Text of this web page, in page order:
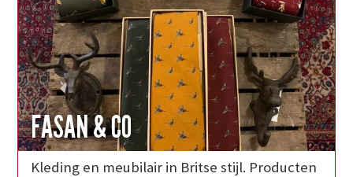
FASAN & CO
Kleding en meubilair in Britse stijl. Producten